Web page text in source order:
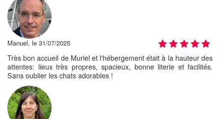
Manuel, le 31/07/2025
Très bon accueil de Muriel et l'hébergement était à la hauteur des
attentes: lieux très propres, spacieux, bonne literie et facilités.
Sans oublier les chats adorables !